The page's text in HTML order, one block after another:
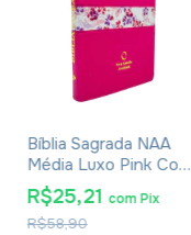
Bíblia Sagrada NAA
Média Luxo Pink Com
Índice
R$58,90
R$25,21 com Pix